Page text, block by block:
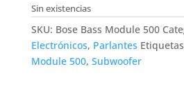
Sin existencias
SKU: Bose Bass Module 500
Electrónicos, Parlantes
Module 500, Subwoofer